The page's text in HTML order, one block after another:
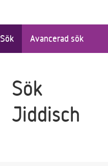
Sök Avancerad sök
Sök
Jiddisch